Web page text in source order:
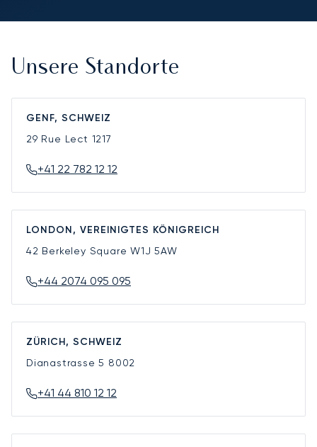
Unsere Standorte
GENF, SCHWEIZ
29 Rue Lect 1217
+41 22 782 12 12
LONDON, VEREINIGTES KÖNIGREICH
42 Berkeley SquareW1J 5AW
+44 2074 095 095
ZÜRICH, SCHWEIZ
Dianastrasse 5 8002
+41 44 810 12 12